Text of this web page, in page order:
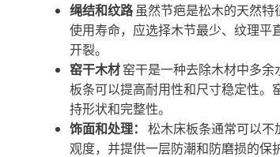
绳结和纹路虽然节疤是松木的天然特
使用寿命，应选择木节最少、纹理平
开裂。
窑干木材窑干是一种去除木材中多
板条可以提高耐用性和尺寸稳定性。
持形状和完整性。
饰面和处理：
松木床板条通常可以
观度，并提供一层防潮和防磨损的保